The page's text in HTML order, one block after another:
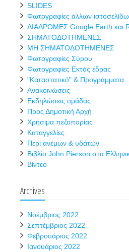
SLIDES
Φωτογραφίες άλλων
ΔΙΑΔΡΟΜΕΣ Google Earth και
ΣΗΜΑΤΟΔΟΤΗΜΕΝΕΣ
ΜΗ ΣΗΜΑΤΟΔΟΤΗΜΕΝΕΣ
Φωτογραφίες Σύρου
Φωτογραφίες Εκτός έδρας
"Καταστατικό" & Προγράμματα
Ανακοινώσεις
Εκδηλώσεις ομάδας
Προς Δημοτική Αρχή
Χρήσιμα πεζοπορίας
Καταγγελίες
Περί ανέμων & υδάτων
Βιβλίο John Pierson στα
Βίντεο
Archives
Νοέμβριος 2022
Σεπτέμβριος 2022
Φεβρουάριος 2022
Ιανουάριος 2022